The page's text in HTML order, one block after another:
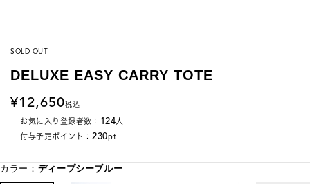
SOLD OUT
DELUXE EASY CARRY TOTE
12,650税込
お気に入り登録者数： 124人
付与予定ポイント： 230pt
カラー： ディープシーブルー